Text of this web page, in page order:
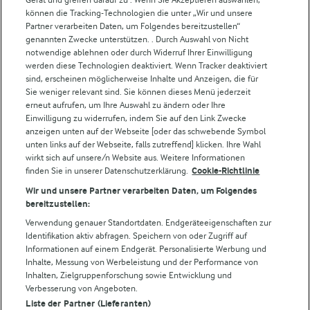
Castello
Lurpak
Arla Pro
Für unsere Landwirt:innen
Folge uns!
© Arla Foods amba 2026
Cookie Wahl wieder öffnen
Datenschutzbestimmungen
können die Tracking-Technologien die unter „Wir und unsere
Partner verarbeiten Daten, um Folgendes bereitzustellen“
genannten Zwecke unterstützen. . Durch Auswahl von Nicht
notwendige ablehnen oder durch Widerruf Ihrer Einwilligung
werden diese Technologien deaktiviert. Wenn Tracker deaktiviert
sind, erscheinen möglicherweise Inhalte und Anzeigen, die für
Sie weniger relevant sind. Sie können dieses Menü jederzeit
erneut aufrufen, um Ihre Auswahl zu ändern oder Ihre
Einwilligung zu widerrufen, indem Sie auf den Link Zwecke
anzeigen unten auf der Webseite [oder das schwebende Symbol
unten links auf der Webseite, falls zutreffend] klicken. Ihre Wahl
wirkt sich auf unsere/n Website aus. Weitere Informationen
finden Sie in unserer Datenschutzerklärung. Cookie-Richtlinie
Wir und unsere Partner verarbeiten Daten, um Folgendes
bereitzustellen:
Verwendung genauer Standortdaten. Endgeräteeigenschaften zur
Identifikation aktiv abfragen. Speichern von oder Zugriff auf
Informationen auf einem Endgerät. Personalisierte Werbung und
Inhalte, Messung von Werbeleistung und der Performance von
Inhalten, Zielgruppenforschung sowie Entwicklung und
Verbesserung von Angeboten.
Liste der Partner (Lieferanten)